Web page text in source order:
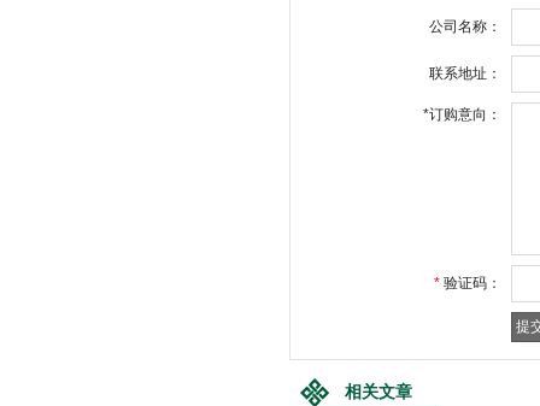
公司名称：
联系地址：
*订购意向：
* 验证码：
相关文章